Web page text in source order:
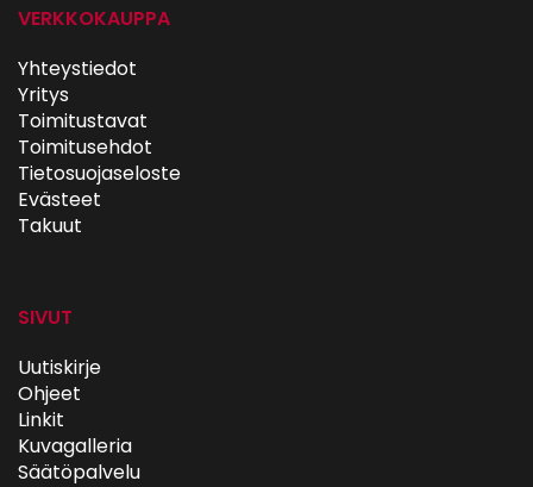
VERKKOKAUPPA
Yhteystiedot
Yritys
Toimitustavat
Toimitusehdot
Tietosuojaseloste
Evästeet
Takuut
SIVUT
Uutiskirje
Ohjeet
Linkit
Kuvagalleria
Säätöpalvelu